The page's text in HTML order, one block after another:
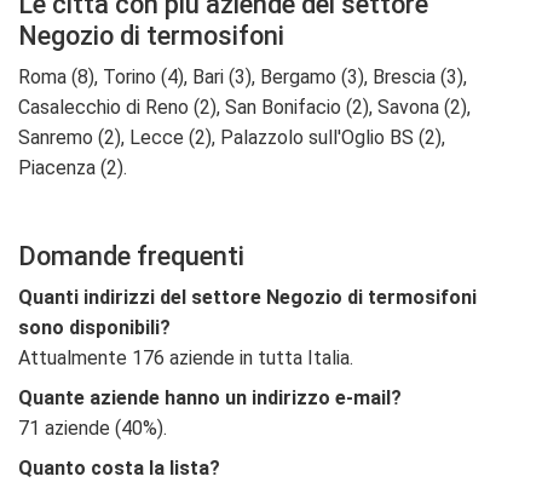
Negozio di termosifoni
Roma (8), Torino (4), Bari (3), Bergamo (3), Brescia (3),
Casalecchio di Reno (2), San Bonifacio (2), Savona (2),
Sanremo (2), Lecce (2), Palazzolo sull'Oglio BS (2),
Piacenza (2).
Domande frequenti
Quanti indirizzi del settore Negozio di termosifoni
sono disponibili?
Attualmente 176 aziende in tutta Italia.
Quante aziende hanno un indirizzo e-mail?
71 aziende (40%).
Quanto costa la lista?